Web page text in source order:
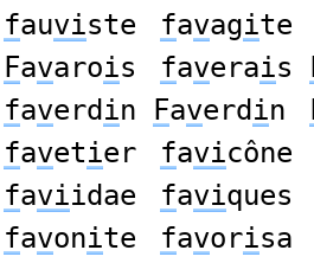
fauviste favagite
Favarois faverais
faverd in Faverd in
favetier favicône
faviidae faviques
favonite favorisa